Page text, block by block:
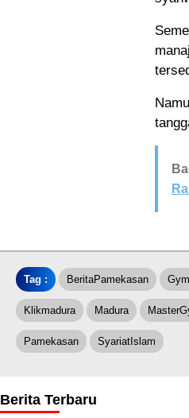
Tag : BeritaPamekasan
Klikmadura Madura
Pamekasan SyariatIslam
Berita Terbaru